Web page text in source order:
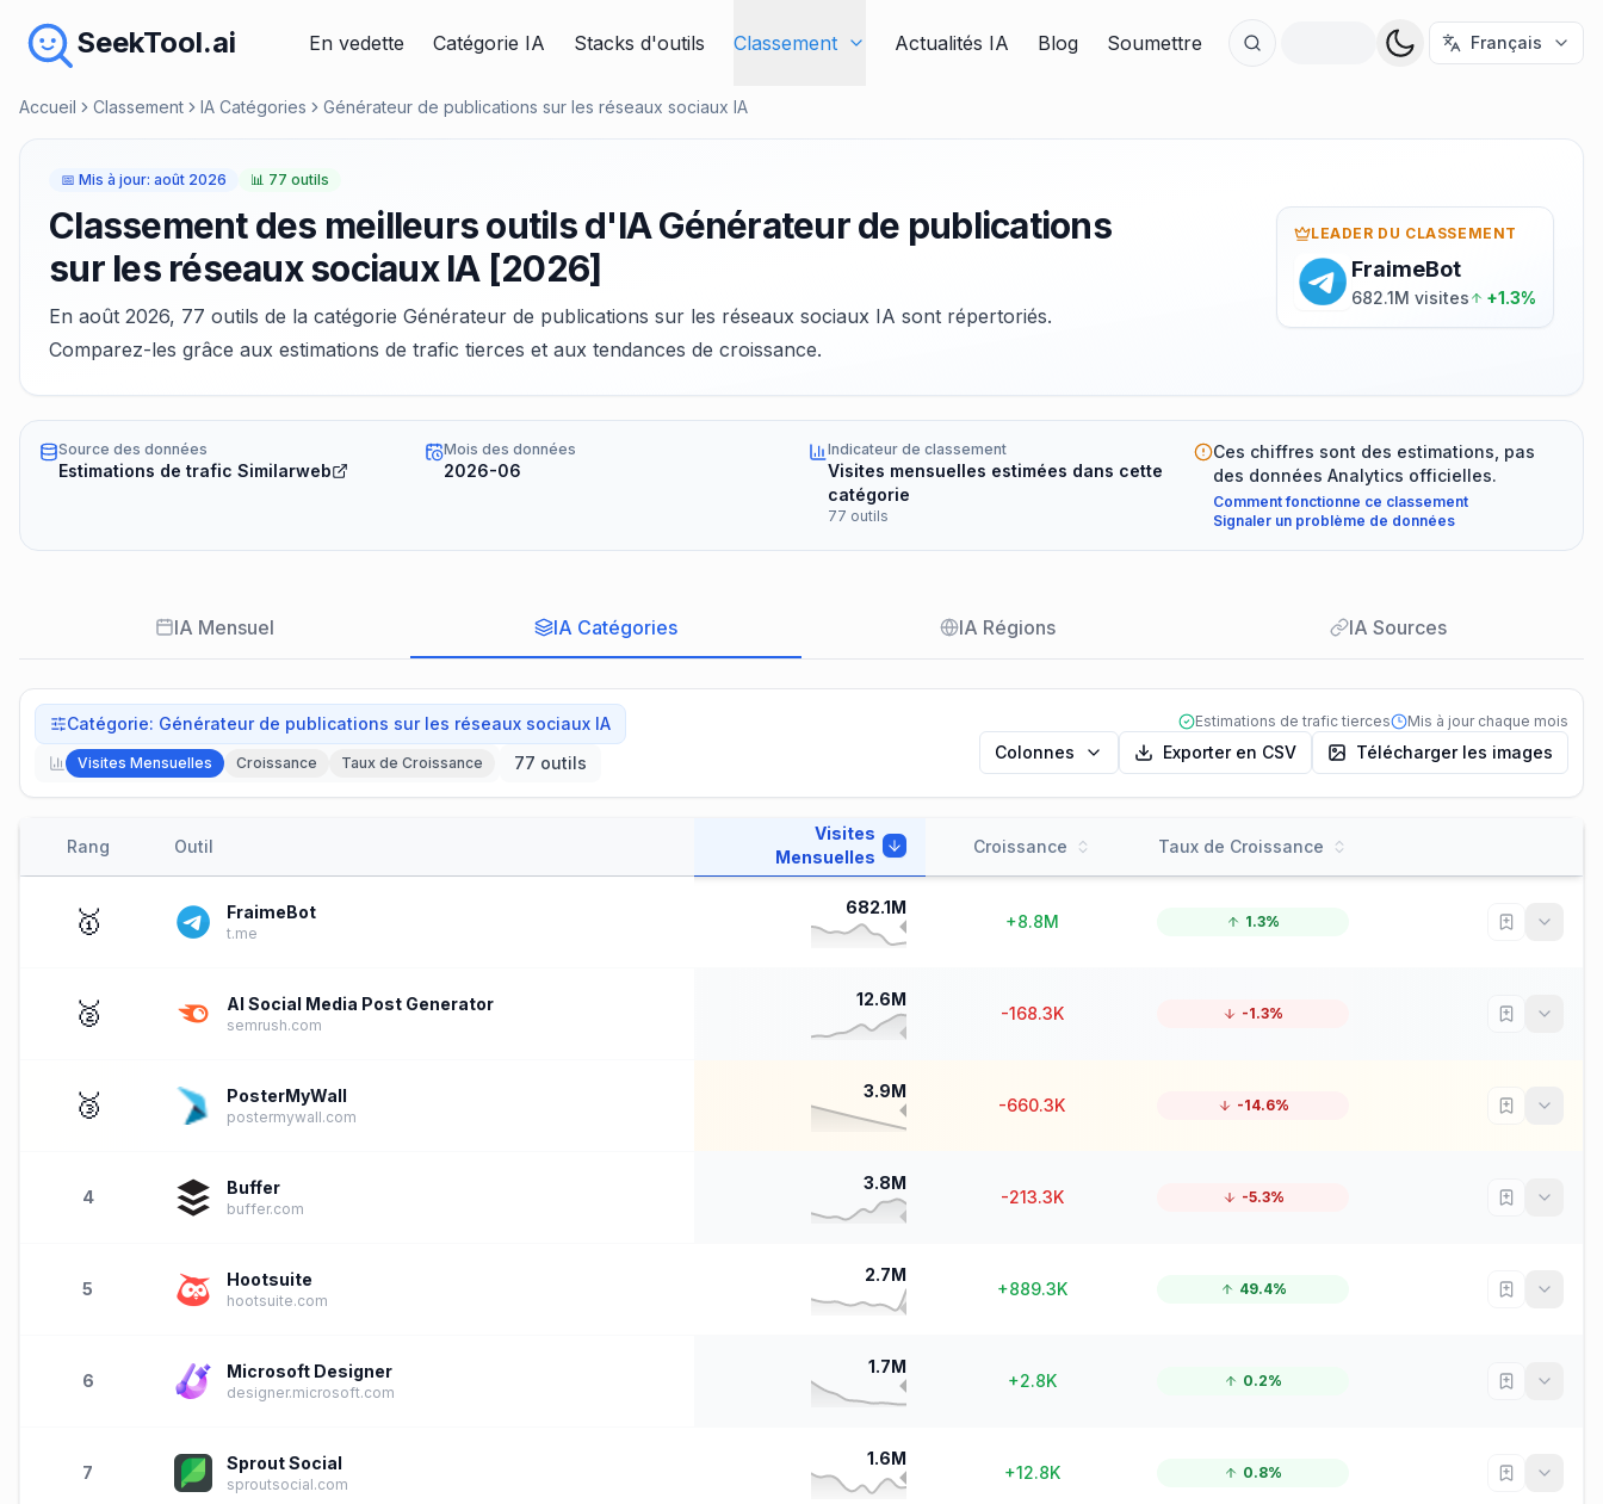
SeekTool.ai En vedette Catégorie IA Stacks d'outils Classement Actualités IA Blog Soumettre Français
Accueil Classement IA Catégories Générateur de publications sur les réseaux sociaux IA
📅 Mis à jour: août 2026 📊 77 outils
Classement des meilleurs outils d'IA Générateur de publications
sur les réseaux sociaux IA [2026]
En août 2026, 77 outils de la catégorie Générateur de publications sur les réseaux sociaux IA sont répertoriés.
Comparez-les grâce aux estimations de trafic tierces et aux tendances de croissance.
LEADER DU CLASSEMENT
FraimeBot
682.1M visites +1.3%
Source des données
Estimations de trafic Similarweb
Mois des données
2026-06
Indicateur de classement
Visites mensuelles estimées dans cette
catégorie
77 outils
Ces chiffres sont des estimations, pas
des données Analytics officielles.
Comment fonctionne ce classement
Signaler un problème de données
IA Mensuel IA Catégories IA Régions IA Sources
Catégorie: Générateur de publications sur les réseaux sociaux IA
Visites Mensuelles Croissance Taux de Croissance 77 outils
Estimations de trafic tierces Mis à jour chaque mois
Colonnes Exporter en CSV Télécharger les images
Rang Outil
Visites
Mensuelles
Croissance Taux de Croissance
🥇 FraimeBot
t.me
682.1M
+8.8M 1.3%
🥈 AI Social Media Post Generator
semrush.com
12.6M
-168.3K -1.3%
🥉 PosterMyWall
postermywall.com
3.9M
-660.3K -14.6%
4 Buffer
buffer.com
3.8M
-213.3K -5.3%
5 Hootsuite
hootsuite.com
2.7M
+889.3K 49.4%
6 Microsoft Designer
designer.microsoft.com
1.7M
+2.8K 0.2%
7 Sprout Social
sproutsocial.com
1.6M
+12.8K 0.8%